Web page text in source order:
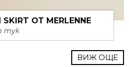
SKIRT ОТ MERLENNE
тук
ВИЖ ОЩЕ